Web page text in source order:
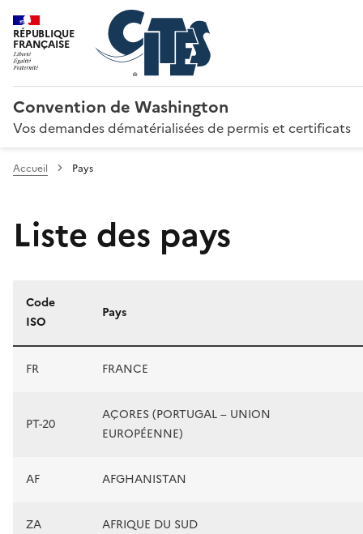
RÉPUBLIQUE
FRANÇAISE
Convention de Washington
Vos demandes dématérialisées de permis et certificats
Accueil Pays
Liste des pays
Liste des pays
Code
ISO
Pays
FR FRANCE
PT-20
AÇORES (PORTUGAL – UNION
EUROPÉENNE)
AF AFGHANISTAN
ZA AFRIQUE DU SUD